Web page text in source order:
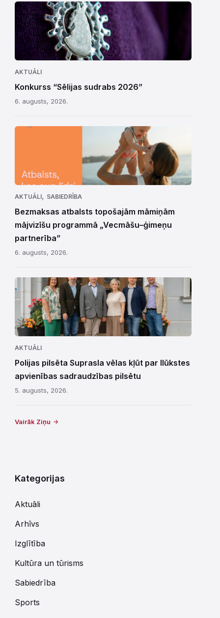
AKTUĀLI
Konkurss “Sēlijas sudrabs 2026”
6. augusts, 2026.
AKTUĀLI, SABIEDRĪBA
Bezmaksas atbalsts topošajām māmiņām
mājvizīšu programmā „Vecmāšu–ģimeņu
partnerība”
6. augusts, 2026.
AKTUĀLI
Polijas pilsēta Suprasla vēlas kļūt par Ilūkstes
apvienības sadraudzības pilsētu
5. augusts, 2026.
Vairāk Ziņu
Kategorijas
Aktuāli
Arhīvs
Izglītība
Kultūra un tūrisms
Sabiedrība
Sports